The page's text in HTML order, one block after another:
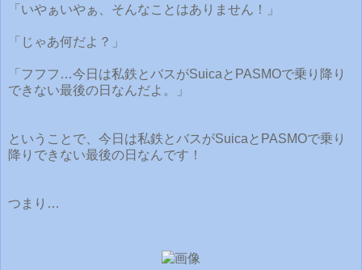
「いやぁいやぁ、そんなことはありません！」
「じゃあ何だよ？」
「フフフ…今日は私鉄とバスがSuicaとPASMOで乗り降り
できない最後の日なんだよ。」
ということで、今日は私鉄とバスがSuicaとPASMOで乗り
降りできない最後の日なんです！
つまり…